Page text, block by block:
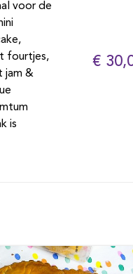
voor de
fourtjes,
jam &
is
€